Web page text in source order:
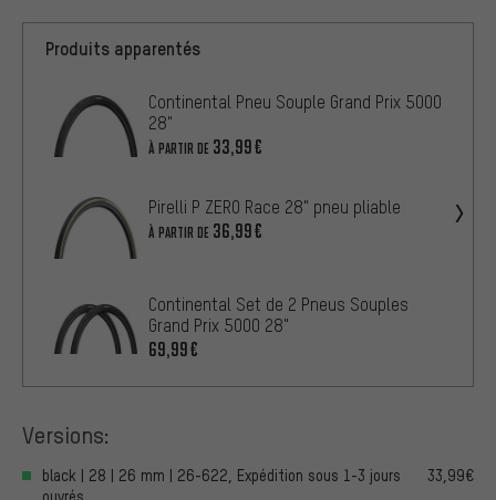
Produits apparentés
Continental Pneu Souple Grand Prix 5000
28"
À PARTIR DE 33,99€
Pirelli P ZERO Race 28" pneu pliable
À PARTIR DE 36,99€
Continental Set de 2 Pneus Souples
Grand Prix 5000 28"
69,99€
Versions:
black | 28 | 26 mm | 26-622, Expédition sous 1-3 jours
33,99€